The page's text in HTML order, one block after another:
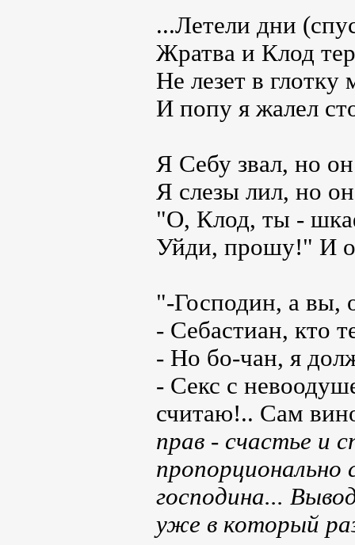
...Летели дни
Жратва и Клод
Не лезет в
И попу я жалел
Я Себу звал, но
Я слезы лил, но
"О, Клод, ты -
Уйди, прошу!" И
"-Господин, а вы,
- Себастиан, кто
- Но бо-чан, я
- Секс с
считаю!.. Сам
прав - счастье и
пропорционально
господина...
уже в который